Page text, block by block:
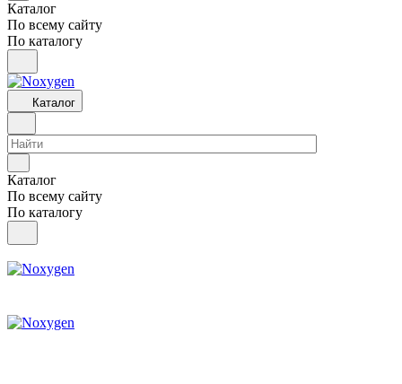
Каталог
По всему сайту
По каталогу
Каталог
Каталог
По всему сайту
По каталогу